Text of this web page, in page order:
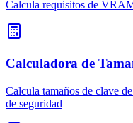
Calcula requisitos de
Calculadora de
Calcula tamaños de clave
de seguridad